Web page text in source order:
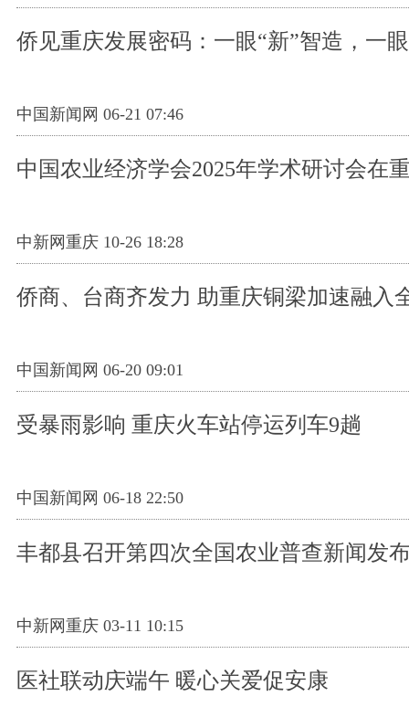
侨见重庆发展密码：一眼“新”智造，一
中国新闻网 06-21 07:46
中国农业经济学会2025年学术研讨会在
中新网重庆 10-26 18:28
侨商、台商齐发力 助重庆铜梁加速融入
中国新闻网 06-20 09:01
受暴雨影响 重庆火车站停运列车9趟
中国新闻网 06-18 22:50
丰都县召开第四次全国农业普查新闻发
中新网重庆 03-11 10:15
医社联动庆端午 暖心关爱促安康